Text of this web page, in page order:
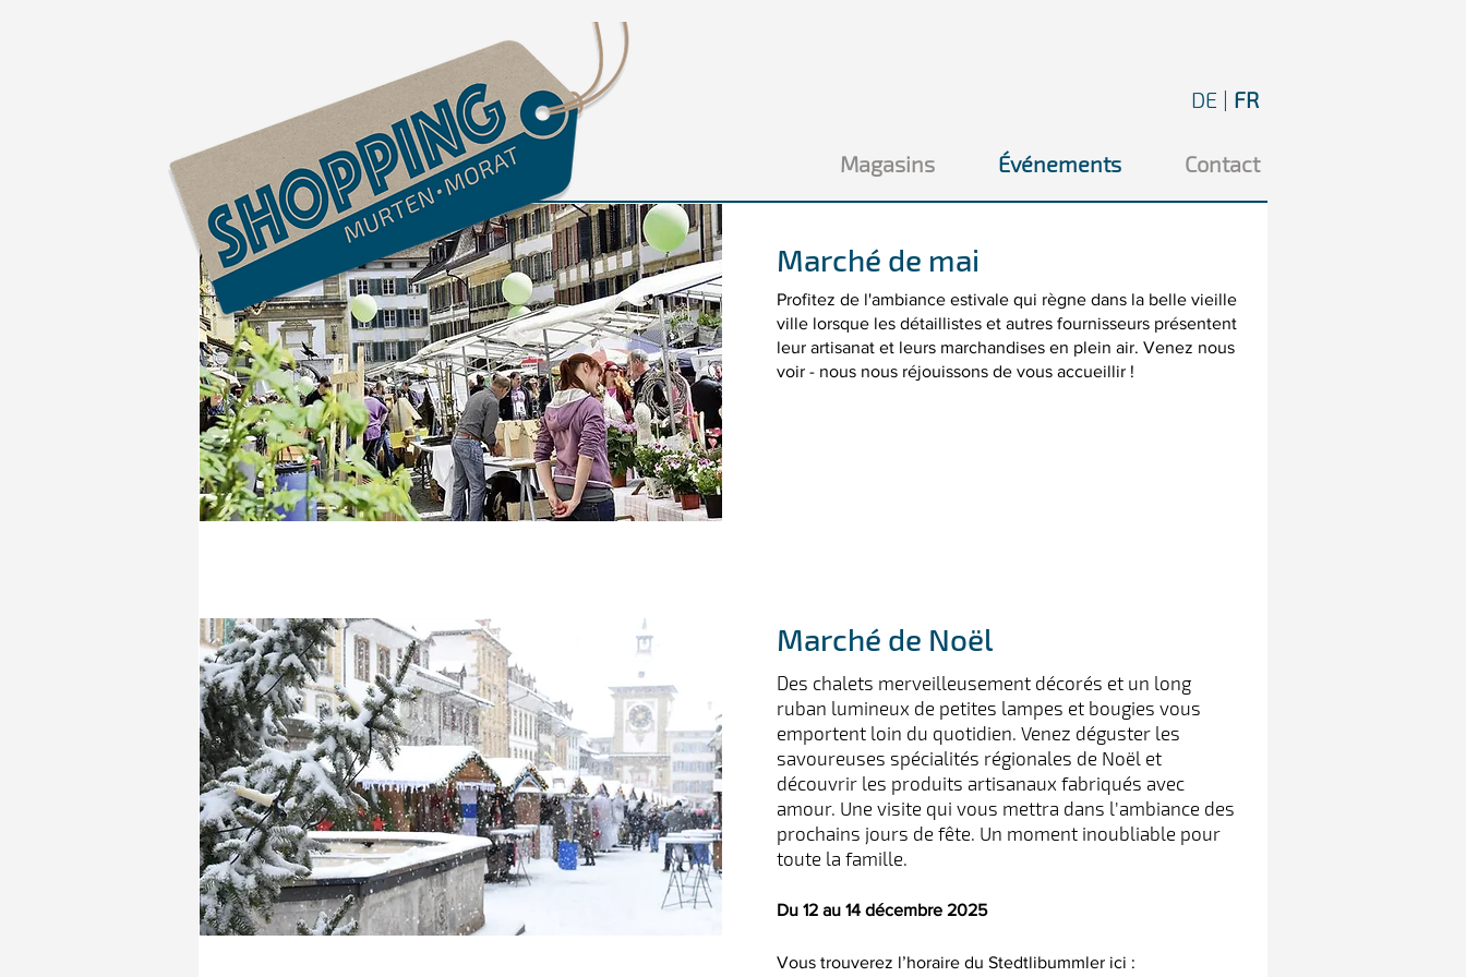
DE | FR
Magasins Événements Contact
Marché de mai
Profitez de l'ambiance estivale qui règne dans la belle vieille
ville lorsque les détaillistes et autres fournisseurs présentent
leur artisanat et leurs marchandises en plein air. Venez nous
voir - nous nous réjouissons de vous accueillir !
Marché de Noël
Des chalets merveilleusement décorés et un long
ruban lumineux de petites lampes et bougies vous
emportent loin du quotidien. Venez déguster les
savoureuses spécialités régionales de Noël et
découvrir les produits artisanaux fabriqués avec
amour. Une visite qui vous mettra dans l’ambiance des
prochains jours de fête. Un moment inoubliable pour
toute la famille.
Du 12 au 14 décembre 2025
Vous trouverez l’horaire du Stedtlibummler ici :